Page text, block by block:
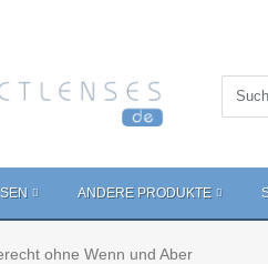
ANDERE PRODUKTE
ohne Wenn und Aber